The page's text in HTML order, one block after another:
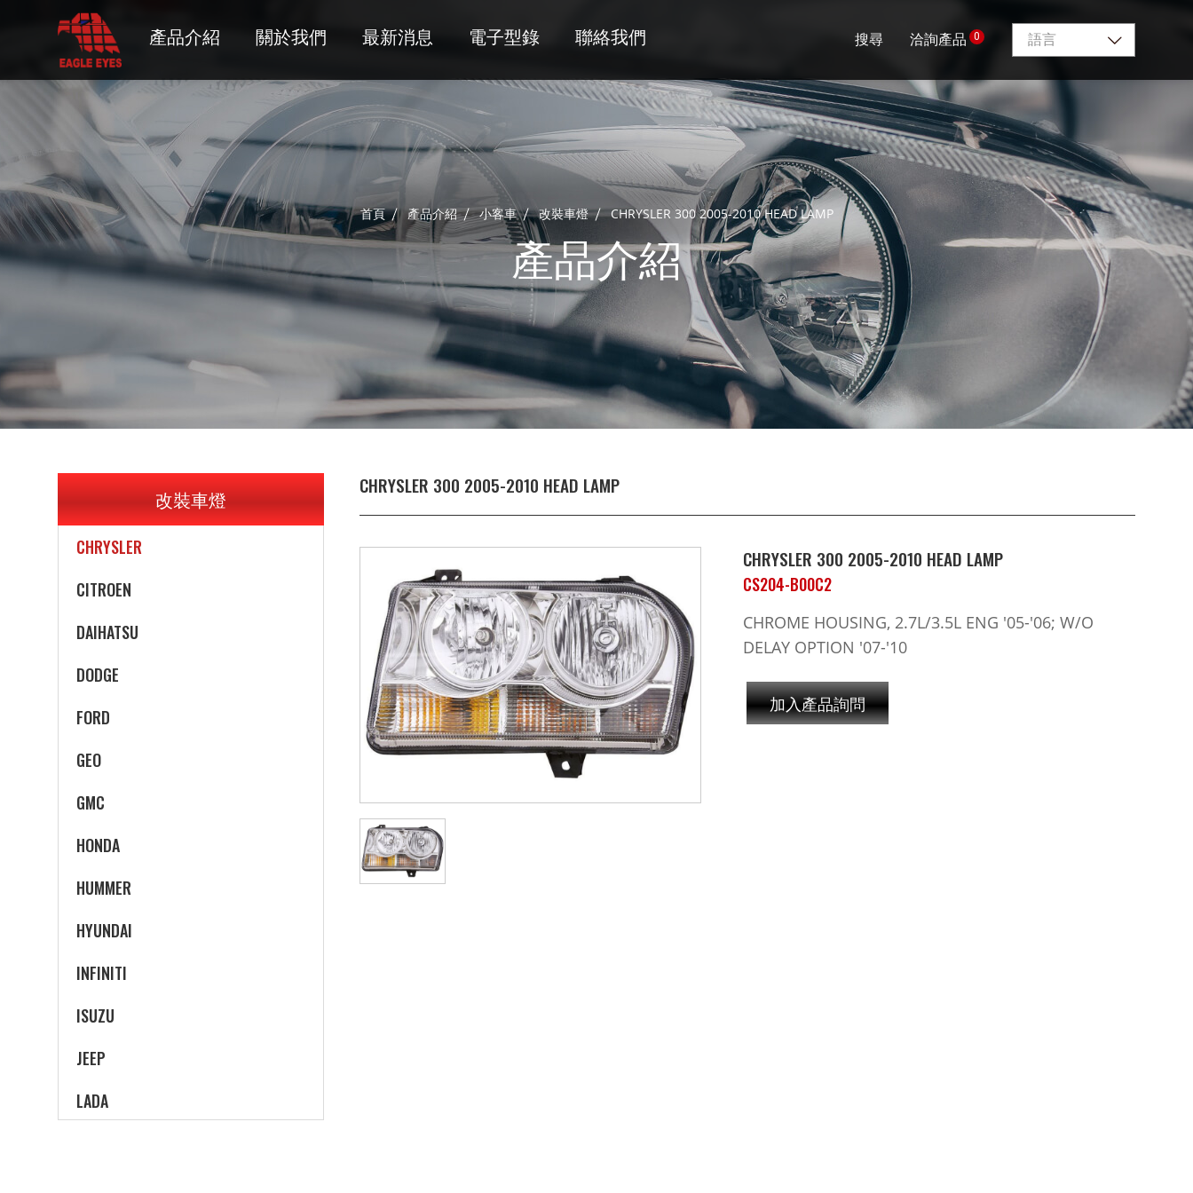
產品介紹 關於我們 最新消息 電子型錄 聯絡我們 搜尋 洽詢產品 0 語言
首頁 產品介紹 小客車 改裝車燈 CHRYSLER 300 2005-2010 HEAD LAMP
產品介紹
改裝車燈
ACURA
ALFA ROMEO
BUICK
CHRYSLER
CITROEN
DAIHATSU
DODGE
FORD
GEO
GMC
HONDA
HUMMER
HYUNDAI
INFINITI
ISUZU
JEEP
LADA
CHRYSLER 300 2005-2010 HEAD LAMP
CHRYSLER 300 2005-2010 HEAD LAMP
CS204-B00C2
CHROME HOUSING, 2.7L/3.5L ENG '05-'06; W/O
DELAY OPTION '07-'10
加入產品詢問